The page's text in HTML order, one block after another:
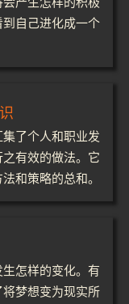
自己进化成一个
了个人和职业发
有效的做法。它
和策略的总和。
怎样的变化。有
梦想变为现实所